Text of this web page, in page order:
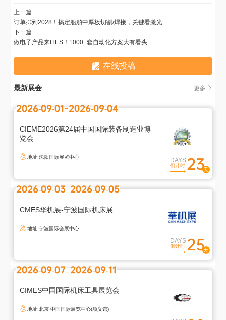
上一篇
订单排到2028！搞定船舶中厚板切割/焊接，关键看激光
下一篇
做电子产品来ITES！1000+套自动化方案大有看头
在线投稿
最新展会 更多
2026-09-01 2026-09-04
CIEME2026第24届中国国际装备制造业博
览会
地址:沈阳国际展览中心 DAYS
倒计时 23
2026-09-03 2026-09-05
CMES华机展-宁波国际机床展
地址:宁波国际会展中心
DAYS
倒计时 25
2026-09-07 2026-09-11
CIMES中国国际机床工具展览会
地址:北京·中国国际展览中心(顺义馆)